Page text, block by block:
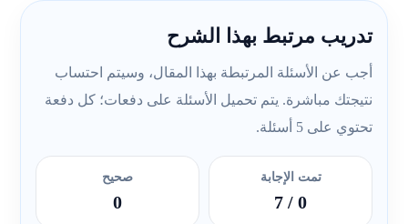
تدريب مرتبط بهذا الشرح
أجب عن الأسئلة المرتبطة بهذا المقال، وسيتم احتساب
نتيجتك مباشرة. يتم تحميل الأسئلة على دفعات؛ كل دفعة
تحتوي على 5 أسئلة.
تمت الإجابة
0
/ 7
صحيح
0